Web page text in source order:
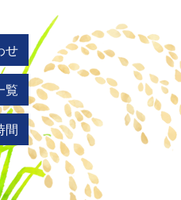
せ
覧
間